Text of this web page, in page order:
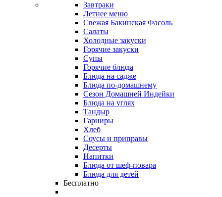
Завтраки
Летнее меню
Свежая Бакинская Фасоль
Салаты
Холодные закуски
Горячие закуски
Супы
Горячие блюда
Блюда на садже
Блюда по-домашнему
Сезон Домашней Индейки
Блюда на углях
Тандыр
Гарниры
Хлеб
Соусы и приправы
Десерты
Напитки
Блюда от шеф-повара
Блюда для детей
Бесплатно